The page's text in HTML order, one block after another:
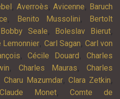
, Averroès, Avicenne, Baruch
, Benito Mussolini,
Bertolt
Bobby Seale, Boleslav Bierut,
Lemonnier, Carl Sagan, Carl von
,Cécile Douard ,Charles
, Charles Mauras, Charles
Charu Mazumdar,Clara Zetkin,
Claude Monet,Comte de